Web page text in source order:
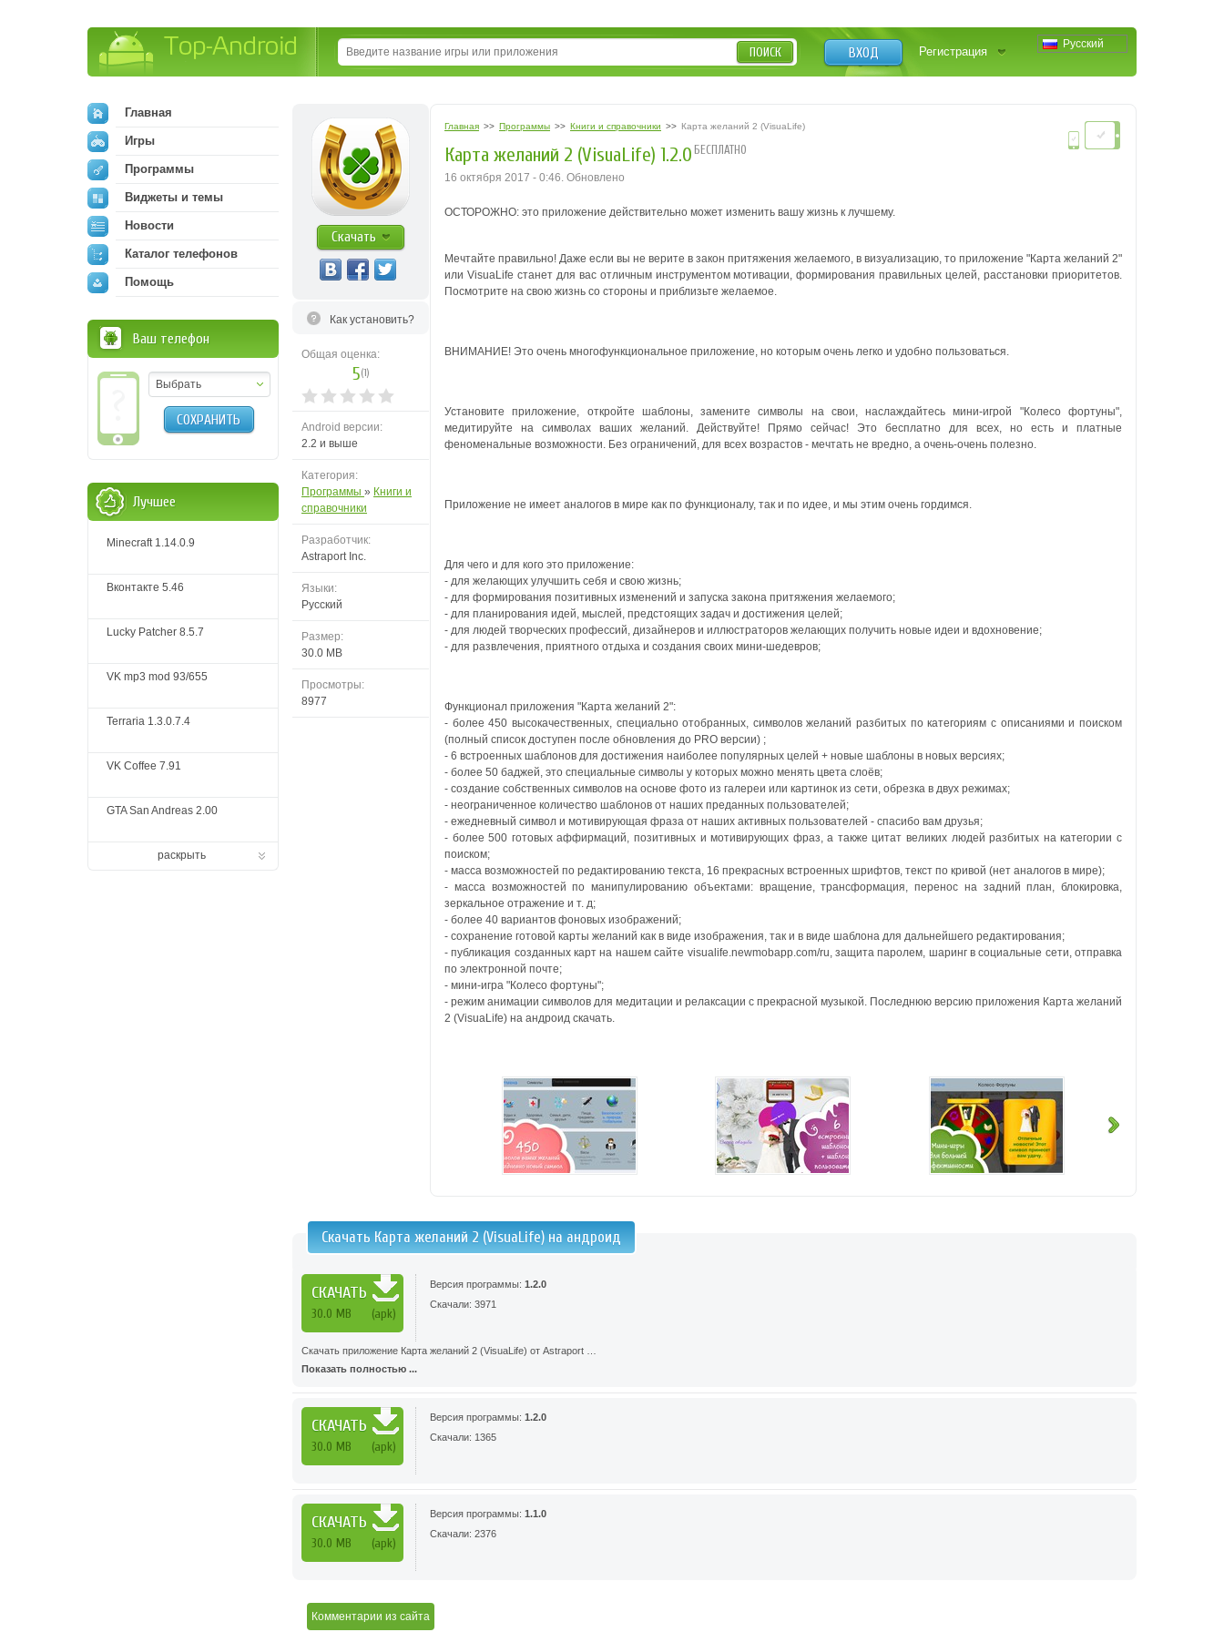
Русский
ВХОД Регистрация
ПОИСК
Скачать
Как установить?
Общая оценка:
5(1)
Android версии:
2.2 и выше
Категория:
Программы » Книги и
справочники
Разработчик:
Astraport Inc.
Языки:
Русский
Размер:
30.0 MB
Просмотры:
8977
Главная >> Программы >> Книги и справочники >> Карта желаний 2 (VisuaLife)
Карта желаний 2 (VisuaLife) 1.2.0 БЕСПЛАТНО
16 октября 2017 - 0:46. Обновлено
ОСТОРОЖНО: это приложение действительно может изменить вашу жизнь к лучшему.
Мечтайте правильно! Даже если вы не верите в закон притяжения желаемого, в визуализацию, то приложение "Карта желаний 2"
или VisuaLife станет для вас отличным инструментом мотивации, формирования правильных целей, расстановки приоритетов.
Посмотрите на свою жизнь со стороны и приблизьте желаемое.
ВНИМАНИЕ! Это очень многофункциональное приложение, но которым очень легко и удобно пользоваться.
Установите приложение, откройте шаблоны, замените символы на свои, наслаждайтесь мини-игрой "Колесо фортуны",
медитируйте на символах ваших желаний. Действуйте! Прямо сейчас! Это бесплатно для всех, но есть и платные
феноменальные возможности. Без ограничений, для всех возрастов - мечтать не вредно, а очень-очень полезно.
Приложение не имеет аналогов в мире как по функционалу, так и по идее, и мы этим очень гордимся.
Для чего и для кого это приложение:
- для желающих улучшить себя и свою жизнь;
- для формирования позитивных изменений и запуска закона притяжения желаемого;
- для планирования идей, мыслей, предстоящих задач и достижения целей;
- для людей творческих профессий, дизайнеров и иллюстраторов желающих получить новые идеи и вдохновение;
- для развлечения, приятного отдыха и создания своих мини-шедевров;
Функционал приложения "Карта желаний 2":
- более 450 высокачественных, специально отобранных, символов желаний разбитых по категориям с описаниями и поиском
(полный список доступен после обновления до PRO версии) ;
- 6 встроенных шаблонов для достижения наиболее популярных целей + новые шаблоны в новых версиях;
- более 50 баджей, это специальные символы у которых можно менять цвета слоёв;
- создание собственных символов на основе фото из галереи или картинок из сети, обрезка в двух режимах;
- неограниченное количество шаблонов от наших преданных пользователей;
- ежедневный символ и мотивирующая фраза от наших активных пользователей - спасибо вам друзья;
- более 500 готовых аффирмаций, позитивных и мотивирующих фраз, а также цитат великих людей разбитых на категории с
поиском;
- масса возможностей по редактированию текста, 16 прекрасных встроенных шрифтов, текст по кривой (нет аналогов в мире);
- масса возможностей по манипулированию объектами: вращение, трансформация, перенос на задний план, блокировка,
зеркальное отражение и т. д;
- более 40 вариантов фоновых изображений;
- сохранение готовой карты желаний как в виде изображения, так и в виде шаблона для дальнейшего редактирования;
- публикация созданных карт на нашем сайте visualife.newmobapp.com/ru, защита паролем, шаринг в социальные сети, отправка
по электронной почте;
- мини-игра "Колесо фортуны";
- режим анимации символов для медитации и релаксации с прекрасной музыкой. Последнюю версию приложения Карта желаний
2 (VisuaLife) на андроид скачать.
Скачать Карта желаний 2 (VisuaLife) на андроид
СКАЧАТЬ
30.0 MB (apk)
Версия программы: 1.2.0
Скачали: 3971
Скачать приложение Карта желаний 2 (VisuaLife) от Astraport …
Показать полностью ...
СКАЧАТЬ
30.0 MB (apk)
Версия программы: 1.2.0
Скачали: 1365
СКАЧАТЬ
30.0 MB (apk)
Версия программы: 1.1.0
Скачали: 2376
Комментарии из сайта
Главная
Игры
Программы
Виджеты и темы
Новости
Каталог телефонов
Помощь
Ваш телефон
Выбрать
СОХРАНИТЬ
Лучшее
Minecraft 1.14.0.9
Вконтакте 5.46
Lucky Patcher 8.5.7
VK mp3 mod 93/655
Terraria 1.3.0.7.4
VK Coffee 7.91
GTA San Andreas 2.00
раскрыть